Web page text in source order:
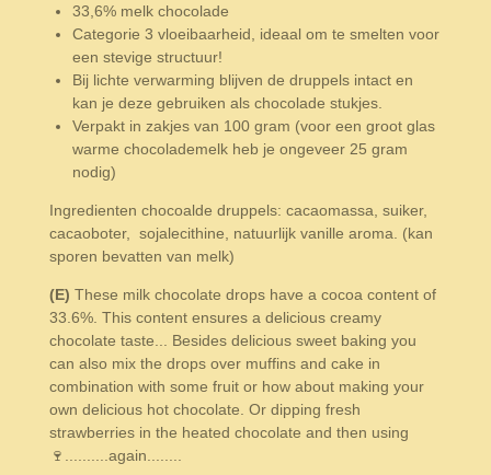
33,6% melk chocolade
Categorie 3 vloeibaarheid, ideaal om te smelten voor
een stevige structuur!
Bij lichte verwarming blijven de druppels intact en
kan je deze gebruiken als chocolade stukjes.
Verpakt in zakjes van 100 gram (voor een groot glas
warme chocolademelk heb je ongeveer 25 gram
nodig)
Ingredienten chocoalde druppels: cacaomassa, suiker,
cacaoboter, sojalecithine, natuurlijk vanille aroma. (kan
sporen bevatten van melk)
(E) These milk chocolate drops have a cocoa content of
33.6%. This content ensures a delicious creamy
chocolate taste... Besides delicious sweet baking you
can also mix the drops over muffins and cake in
combination with some fruit or how about making your
own delicious hot chocolate. Or dipping fresh
strawberries in the heated chocolate and then using
🍷..........again........